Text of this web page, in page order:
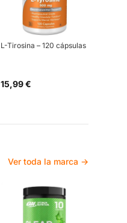
L-Tirosina – 120 cápsulas
15,99 €
Ver toda la marca →